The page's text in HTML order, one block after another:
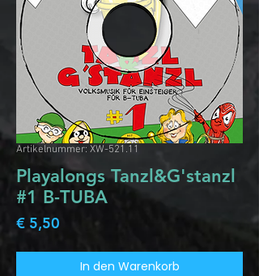
Artikelnummer: XW-521.11
Playalongs Tanzl&G'stanzl
#1 B-TUBA
€ 5,50
In den Warenkorb